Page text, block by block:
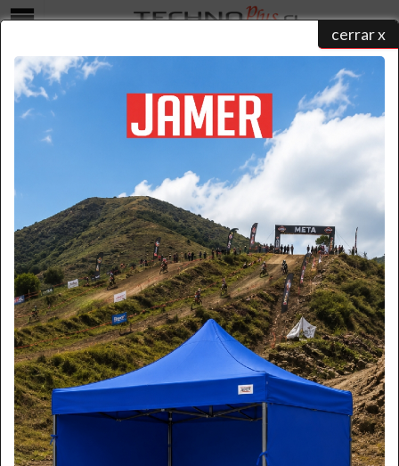
cerrar x
VENTILADOR DE PEDESTAL INDUSTRIAL 30 PULGADAS
home/catálogo de productos/ventiladores ventiladores industriales/ ventilador de
pedestal industrial 30 pulgadas